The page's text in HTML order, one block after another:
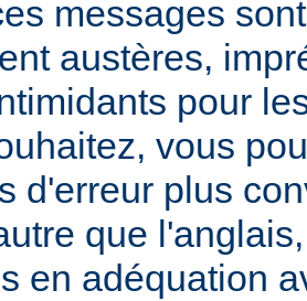
messages
austères,
pour
vous
d'erreur plus
que
en adéquation